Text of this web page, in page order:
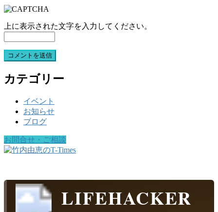
上に表示された文字を入力してください。
カテゴリー
イベント
お知らせ
ブログ
お問合せ・ご相談
LIFEHACKER